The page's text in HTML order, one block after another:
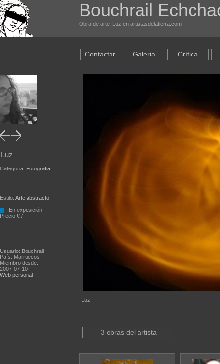
Bouchrail
Obra de arte: Luz en artistasdelatierra.com
Luz
Categoria: Fotografia
Estilo: Arte abstracto
En exposición
Precio € /
Usuario: Bouchrail
País: Marruecos
Miembro desde:
2007-07-10
Web personal
Contactar Galeria Crítica
Luz
3 obras del artista